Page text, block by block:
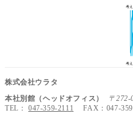
考
考
株式会社ウラタ
本社別館（ヘッドオフィス）
〒
TEL： 047-359-2111 FAX：047-